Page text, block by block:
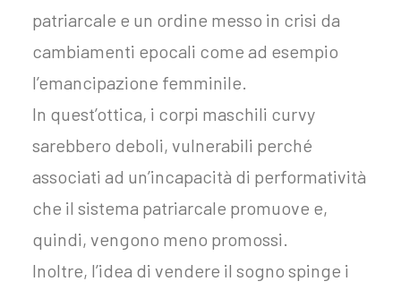
patriarcale e un ordine messo in crisi da
cambiamenti epocali come ad esempio
l’emancipazione femminile.
In quest’ottica, i corpi maschili curvy
sarebbero deboli, vulnerabili perché
associati ad un’incapacità di performatività
che il sistema patriarcale promuove e,
quindi, vengono meno promossi.
Inoltre, l’idea di vendere il sogno spinge i